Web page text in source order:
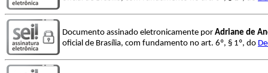
Documento assinado eletronicamente por Adriane de
oficial de Brasília, com fundamento no art. 6º, § 1º, do